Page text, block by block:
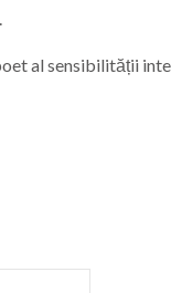
al sensibilității